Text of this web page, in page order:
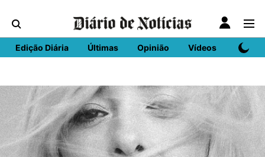
Edição Diária Últimas Opinião Vídeos DN